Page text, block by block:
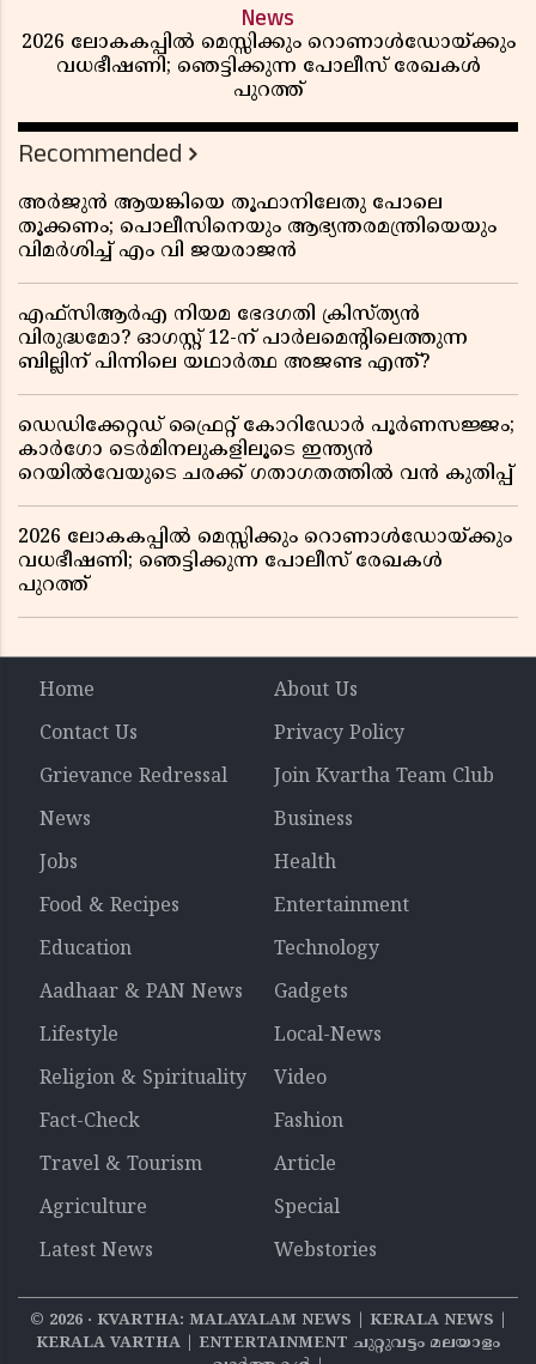
News
2026 ലോകകപ്പിൽ മെസ്സിക്കും റൊണാൾഡോയ്ക്കും
വധഭീഷണി; ഞെട്ടിക്കുന്ന പോലീസ് രേഖകൾ
പുറത്ത്
Recommended
അർജുൻ ആയങ്കിയെ തൂഫാനിലേതു പോലെ
തൂക്കണം; പൊലീസിനെയും ആഭ്യന്തരമന്ത്രിയെയും
വിമർശിച്ച് എം വി ജയരാജൻ
എഫ്സിആർഎ നിയമ ഭേദഗതി ക്രിസ്ത്യൻ
വിരുദ്ധമോ? ഓഗസ്റ്റ് 12-ന് പാർലമെന്റിലെത്തുന്ന
ബില്ലിന് പിന്നിലെ യഥാർത്ഥ അജണ്ട എന്ത്?
ഡെഡിക്കേറ്റഡ് ഫ്രൈറ്റ് കോറിഡോർ പൂർണസജ്ജം;
കാർഗോ ടെർമിനലുകളിലൂടെ ഇന്ത്യൻ
റെയിൽവേയുടെ ചരക്ക് ഗതാഗതത്തിൽ വൻ കുതിപ്പ്
2026 ലോകകപ്പിൽ മെസ്സിക്കും റൊണാൾഡോയ്ക്കും
വധഭീഷണി; ഞെട്ടിക്കുന്ന പോലീസ് രേഖകൾ
പുറത്ത്
Home
About Us
Contact Us
Privacy Policy
Grievance Redressal
Join Kvartha Team Club
News
Business
Jobs
Health
Food & Recipes
Entertainment
Education
Technology
Aadhaar & PAN News
Gadgets
Lifestyle
Local-News
Religion & Spirituality
Video
Fact-Check
Fashion
Travel & Tourism
Article
Agriculture
Special
Latest News
Webstories
© 2026‧ KVARTHA: MALAYALAM NEWS | KERALA NEWS |
KERALA VARTHA | ENTERTAINMENT ചുറ്റുവട്ടം മലയാളം